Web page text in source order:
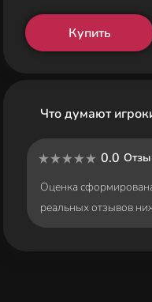
Купить
Что думают
0.0
Оценка
реальных отзывов